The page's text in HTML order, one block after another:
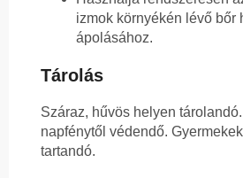
izmok környékén lévő bőr
ápolásához.
Tárolás
Száraz, hűvös helyen
napfénytől védendő.
tartandó.